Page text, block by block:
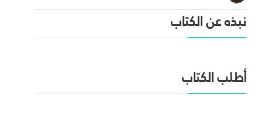
نبذه عن الكتاب
أطلب الكتاب